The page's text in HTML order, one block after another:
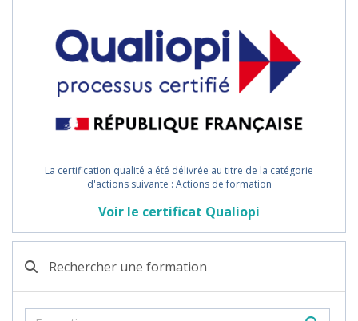
Rechercher une formation
La certification qualité a été délivrée au titre de la catégorie
d'actions suivante : Actions de formation
Voir le certificat Qualiopi